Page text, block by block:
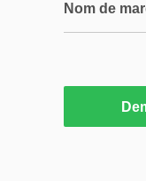
Nom de